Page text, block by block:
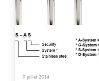
9 juillet 2014